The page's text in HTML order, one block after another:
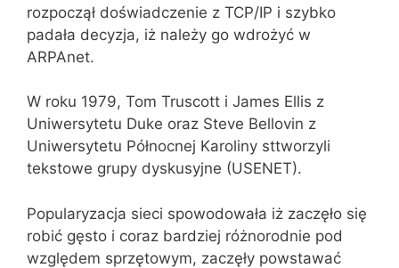
rozpoczął doświadczenie z TCP/IP i szybko
padała decyzja, iż należy go wdrożyć w
ARPAnet.
W roku 1979, Tom Truscott i James Ellis z
Uniwersytetu Duke oraz Steve Bellovin z
Uniwersytetu Północnej Karoliny sttworzyli
tekstowe grupy dyskusyjne (USENET).
Popularyzacja sieci spowodowała iż zaczęło się
robić gęsto i coraz bardziej różnorodnie pod
względem sprzętowym, zaczęły powstawać